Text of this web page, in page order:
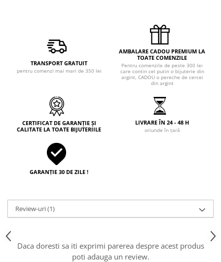
TRANSPORT GRATUIT
pentru comenzi mai mari de 350 lei
AMBALARE CADOU PREMIUM LA
TOATE COMENZILE
Pentru comenzile de peste 300 lei
care contin cel putin o bijuterie din
argint, CADOU o pereche de cercei
din argint
CERTIFICAT DE GARANȚIE ȘI
CALITATE LA TOATE BIJUTERIILE
LIVRARE ÎN 24 - 48 H
oriunde în țară
GARANȚIE 30 DE ZILE !
Review-uri(1)
Daca doresti sa iti exprimi parerea despre acest produs
poti adauga un review.